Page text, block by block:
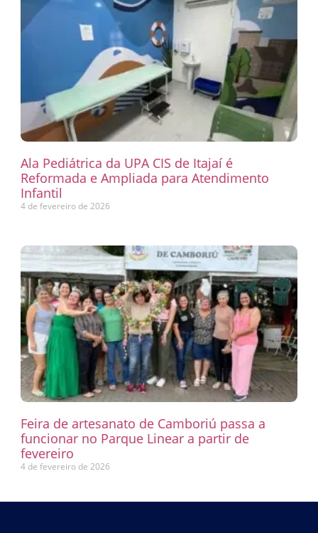
Ala Pediátrica da UPA CIS de Itajaí é
Reformada e Ampliada para Atendimento
Infantil
4 de fevereiro de 2026
Feira de artesanato de Camboriú passa a
funcionar no Parque Linear a partir de
fevereiro
4 de fevereiro de 2026